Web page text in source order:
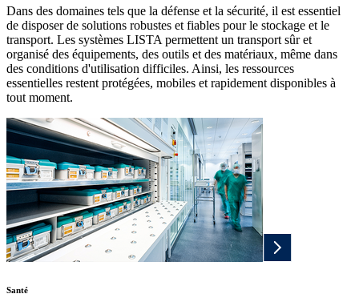
Dans des domaines tels que la défense et la sécurité, il est essentiel
de disposer de solutions robustes et fiables pour le stockage et le
transport. Les systèmes LISTA permettent un transport sûr et
organisé des équipements, des outils et des matériaux, même dans
des conditions d'utilisation difficiles. Ainsi, les ressources
essentielles restent protégées, mobiles et rapidement disponibles à
tout moment.
Santé